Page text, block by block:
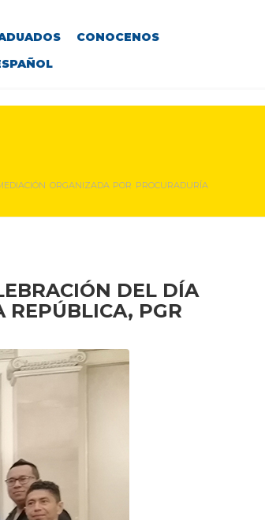
CONOCENOS
ORGANIZADA POR PROCURADURÍA
DEL DÍA
REPÚBLICA, PGR